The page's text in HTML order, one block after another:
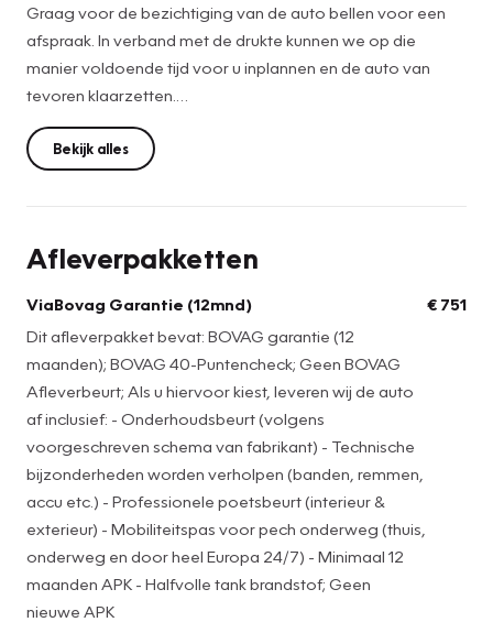
Graag voor de bezichtiging van de auto bellen voor een
afspraak. In verband met de drukte kunnen we op die
manier voldoende tijd voor u inplannen en de auto van
tevoren klaarzetten.
De netto prijs bedraagt: €19.499,-. Voor de netto prijs
leveren wij de auto onder de volgende voorwaarden:
• APK en Leges
deze bedraagt: €20.250,-. Als u hiervoor kiest, leveren wij
de auto af inclusief:
• Onderhoudsbeurt (volgens voorgeschreven schema van
fabrikant)
• Technische bijzonderheden worden verholpen (banden,
accu etc.)
• Professionele poetsbeurt (interieur & exterieur)
• Mobiliteitspas voor pech onderweg (thuis, onderweg en
door heel Europa 24/7)
• Halfvolle tank brandstof
* Nieuwe/gebruikte winterbandenset tegen meerprijs
Bekijk alles
Afleverpakketten
ViaBovag Garantie (12mnd)
Dit afleverpakket bevat: BOVAG garantie (12
maanden); BOVAG 40-Puntencheck; Geen BOVAG
Afleverbeurt; Als u hiervoor kiest, leveren wij de auto
af inclusief: - Onderhoudsbeurt (volgens
voorgeschreven schema van fabrikant) - Technische
bijzonderheden worden verholpen (banden, remmen,
accu etc.) - Professionele poetsbeurt (interieur &
exterieur) - Mobiliteitspas voor pech onderweg (thuis,
onderweg en door heel Europa 24/7) - Minimaal 12
maanden APK - Halfvolle tank brandstof; Geen
nieuwe APK
€ 751